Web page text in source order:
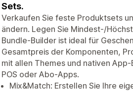
Sets.
Verkaufen Sie feste Produktsets
ändern. Legen Sie Mindest-/
Bundle-Builder ist ideal für
Gesamtpreis der Komponenten,
mit allen Themes und nativen
POS oder Abo-Apps.
Mix&Match: Erstellen Sie Ihre